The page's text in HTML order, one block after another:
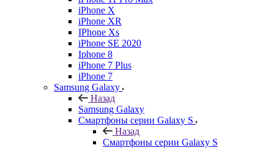
iPhone X
iPhone XR
IPhone Xs
iPhone SE 2020
Iphone 8
iPhone 7 Plus
iPhone 7
Samsung Galaxy
Назад
Samsung Galaxy
Смартфоны серии Galaxy S
Назад
Смартфоны серии Galaxy S